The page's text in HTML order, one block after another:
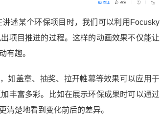
述某个环保项目时，我们可以利用Focusky
项目推进的过程。这样的动画效果不仅能让
有趣。
如盖章、抽奖、拉开帷幕等效果可以应用于
丰富多彩。比如在展示环保成果时可以通过
清楚地看到变化前后的差异。